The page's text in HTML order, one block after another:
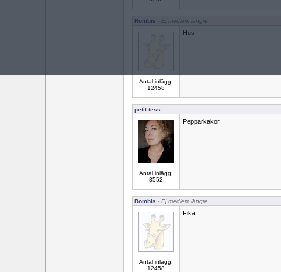
Rombis - Ej medlem längre
Antal inlägg:
12458
Hus
petit tess
Antal inlägg:
3552
Pepparkakor
Rombis - Ej medlem längre
Antal inlägg:
12458
Fika